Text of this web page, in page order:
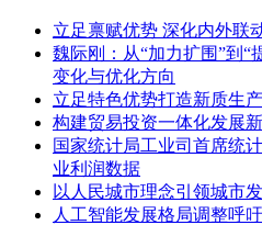
立足禀赋优势 深化内外联
魏际刚：从“加力扩围”到“
变化与优化方向
立足特色优势打造新质生
构建贸易投资一体化发展
国家统计局工业司首席统
业利润数据
以人民城市理念引领城市
人工智能发展格局调整呼